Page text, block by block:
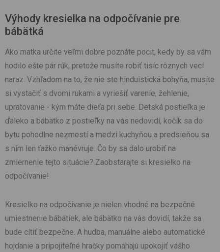
Výhody kresielka na odpočívanie pre
bábätká
Ako matka určite veľmi dobre poznáte pocit, kedy by sa vám
hodilo ešte pár rúk, pretože musíte robiť tisíc rôznych vecí
naraz. Vzhľadom na to, že nie ste hinduistická bohyňa, musíte
si vystačiť s dvomi rukami a vyriešiť varenie, žehlenie,
upratovanie - kým máte dieťa pri sebe. Detská postieľka je
ďaleko a bábätko z postieľky na vás nedovidí, kočík sa do
bytu pohodlne nezmestí a medzi kuchyňou a predsieňou sa
s ním len ťažko manévruje. Čo by sa dalo urobiť na
zmiernenie tejto situácie? Zaobstarajte si kresielko na
odpočívanie!
Kresielko na odpočívanie je nielen vhodné na bezpečné
umiestnenie bábätiek, ale bábätko na vás dovidí, takže sa
bude cítiť bezpečne. A hudba, manuálne alebo automatické
hojdanie a pripojiteľné hračky pomáhajú upokojiť vášho